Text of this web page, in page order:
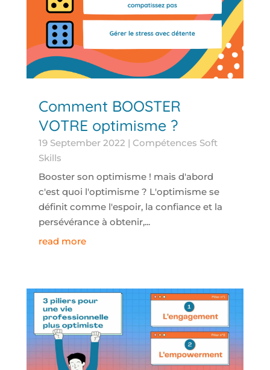
Comment BOOSTER
VOTRE optimisme ?
19 September 2022 | Compétences Soft
Skills
Booster son optimisme ! mais d'abord
c'est quoi l'optimisme ? L'optimisme se
définit comme l'espoir, la confiance et la
persévérance à obtenir,...
read more